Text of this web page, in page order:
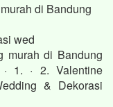
di Bandung
wed
murah di Bandung
1. · 2. Valentine
& Dekorasi